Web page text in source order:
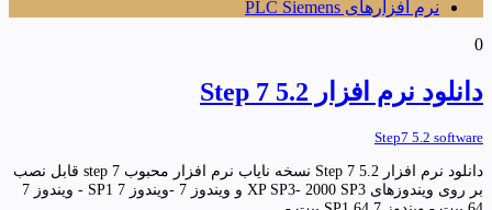
نرم افزارهای PLC Siemens
0
دانلود نرم افزار Step 7 5.2
Step7 5.2 software
دانلود نرم افزار Step 7 5.2 نسخه نایاب نرم افزار محبوب step 7 قابل نصب
بر روی ویندوزهای XP SP3- 2000 SP3 و ویندوز 7 -ویندوز 7 SP1 - ویندوز 7